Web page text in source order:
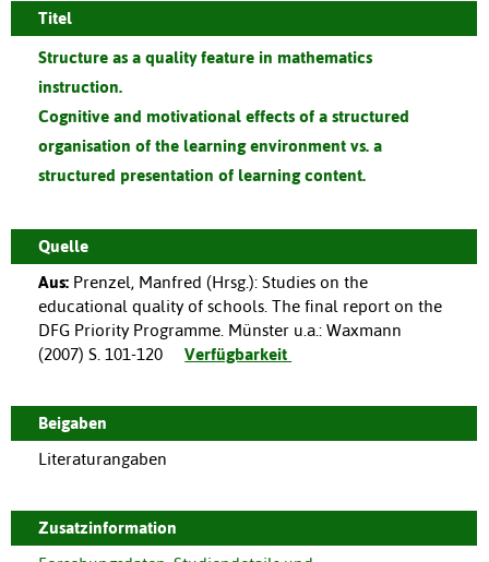
Titel
Structure as a quality feature in mathematics
instruction.
Cognitive and motivational effects of a structured
organisation of the learning environment vs. a
structured presentation of learning content.
Quelle
Aus: Prenzel, Manfred (Hrsg.): Studies on the
educational quality of schools. The final report on the
DFG Priority Programme. Münster u.a.: Waxmann
(2007) S. 101-120 Verfügbarkeit
Beigaben
Literaturangaben
Zusatzinformation